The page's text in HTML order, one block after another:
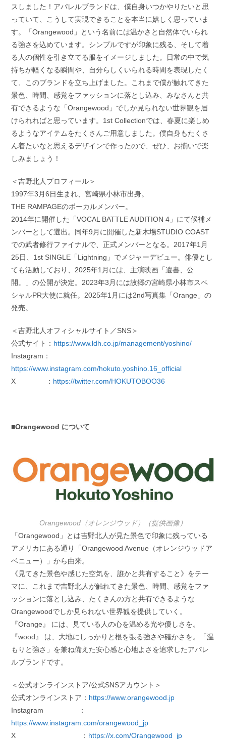
スしました！アパレルブランドは、僕自身いつかやりたいと思
っていて、こうして実現できることを本当に嬉しく思っていま
す。「Orangewood」という名前には温かさと自然体でいられ
る強さを込めています。シンプルですが印象に残る、そして着
る人の個性を引き立てる服をイメージしました。日常の中で気
持ちが軽くなる瞬間や、自分らしくいられる時間を表現したく
て、このブランドを立ち上げました。これまで僕が触れてきた
景色、時間、感覚をファッションに落とし込み、みなさんと共
有できるような「Orangewood」でしか見られない世界観を届
けられればと思っています。1st Collectionでは、春夏に楽しめ
るようなアイテムをたくさんご用意しました。僕自身もたくさ
ん着たいなと思えるデザインで作ったので、ぜひ、お揃いで楽
しみましょう！
＜吉野北人プロフィール＞
1997年3月6日生まれ、宮崎県小林市出身。
THE RAMPAGEのボーカルメンバー。
2014年に開催した「VOCAL BATTLE AUDITION 4」にて候補メ
ンバーとして選出。同年9月に開催した新木場STUDIO COAST
での武者修行ファイナルで、正式メンバーとなる。2017年1月
25日、1st SINGLE「Lightning」でメジャーデビュー。俳優とし
ても活動しており、2025年1月には、主演映画「遺書、公
開。」の公開が決定。2023年3月には故郷の宮崎県小林市スペ
シャルPR大使に就任。2025年1月には2nd写真集「Orange」の
発売。
＜吉野北人オフィシャルサイト／SNS＞
公式サイト： https://www.ldh.co.jp/management/yoshino/
Instagram：
https://www.instagram.com/hokuto.yoshino.16_official
X ： https://twitter.com/HOKUTOBOO36
■Orangewood について
Orangewood（オレンジウッド）（提供画像）
「Orangewood」とは吉野北人が見た景色で印象に残っている
アメリカにある通り「Orangewood Avenue（オレンジウッドア
ベニュー）」から由来。
《見てきた景色や感じた空気を、誰かと共有すること》をテー
マに、これまで吉野北人が触れてきた景色、時間、感覚をファ
ッションに落とし込み、たくさんの方と共有できるような
Orangewoodでしか見られない世界観を提供していく。
『Orange』 には、見ている人の心を温める光や優しさを。
『wood』 は、大地にしっかりと根を張る強さや確かさを。「温
もりと強さ」を兼ね備えた安心感と心地よさを追求したアパレ
ルブランドです。
＜公式オンラインストア/公式SNSアカウント＞
公式オンラインストア： https://www.orangewood.jp
Instagram ：
https://www.instagram.com/orangewood_jp
X ： https://x.com/Orangewood_jp